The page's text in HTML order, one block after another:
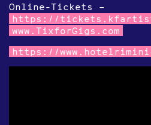
Online-Tickets –
https://
www.TixforGigs.com
https://